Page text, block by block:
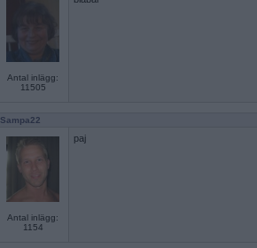
Antal inlägg:
11505
Sampa22
Antal inlägg:
1154
paj